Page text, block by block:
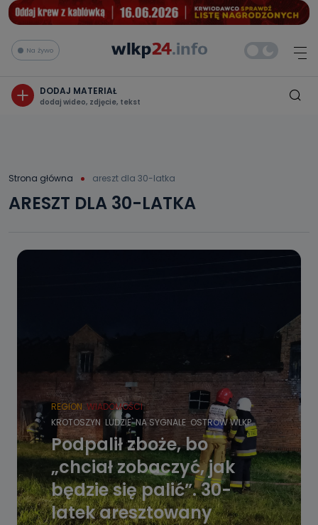
Na żywo
DODAJ MATERIAŁ
dodaj wideo, zdjęcie, tekst
Strona główna areszt dla 30-latka
ARESZT DLA 30-LATKA
REGION WIADOMOŚCI
KROTOSZYN LUDZIE NA SYGNALE OSTRÓW WLKP.
Podpalił zboże, bo
„chciał zobaczyć, jak
będzie się palić”. 30-
latek aresztowany